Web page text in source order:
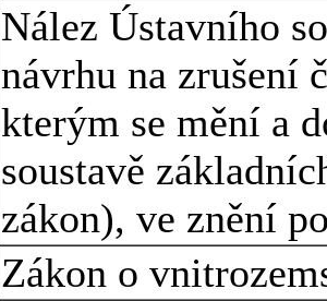
Nález Ústavního
návrhu na zrušení
kterým se mění a
soustavě
zákon), ve znění
Zákon o